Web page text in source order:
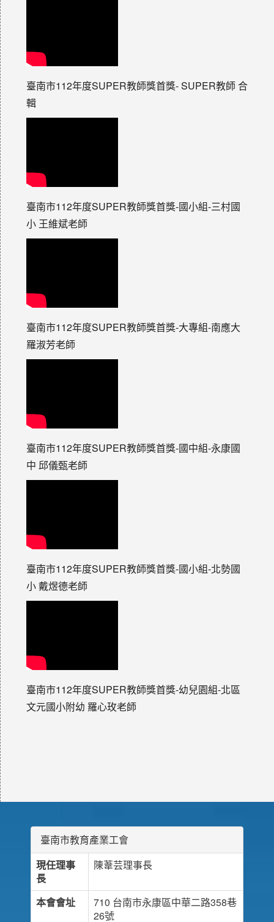
臺南市112年度SUPER教師獎首獎- SUPER教師 合
輯
臺南市112年度SUPER教師獎首獎-國小組-三村國
小 王維斌老師
臺南市112年度SUPER教師獎首獎-大專組-南應大
羅淑芳老師
臺南市112年度SUPER教師獎首獎-國中組-永康國
中 邱儀甄老師
臺南市112年度SUPER教師獎首獎-國小組-北勢國
小 戴煜德老師
臺南市112年度SUPER教師獎首獎-幼兒園組-北區
文元國小附幼 羅心玫老師
臺南市教育產業工會
現任理事
長
陳葦芸理事長
本會會址
710 台南市永康區中華二路358巷
26號